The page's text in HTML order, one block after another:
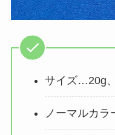
サイズ…20g
ノーマルカ